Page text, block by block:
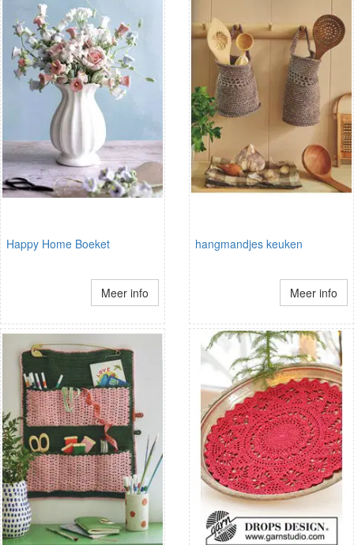
Happy Home Boeket
Meer info
hangmandjes keuken
Meer info